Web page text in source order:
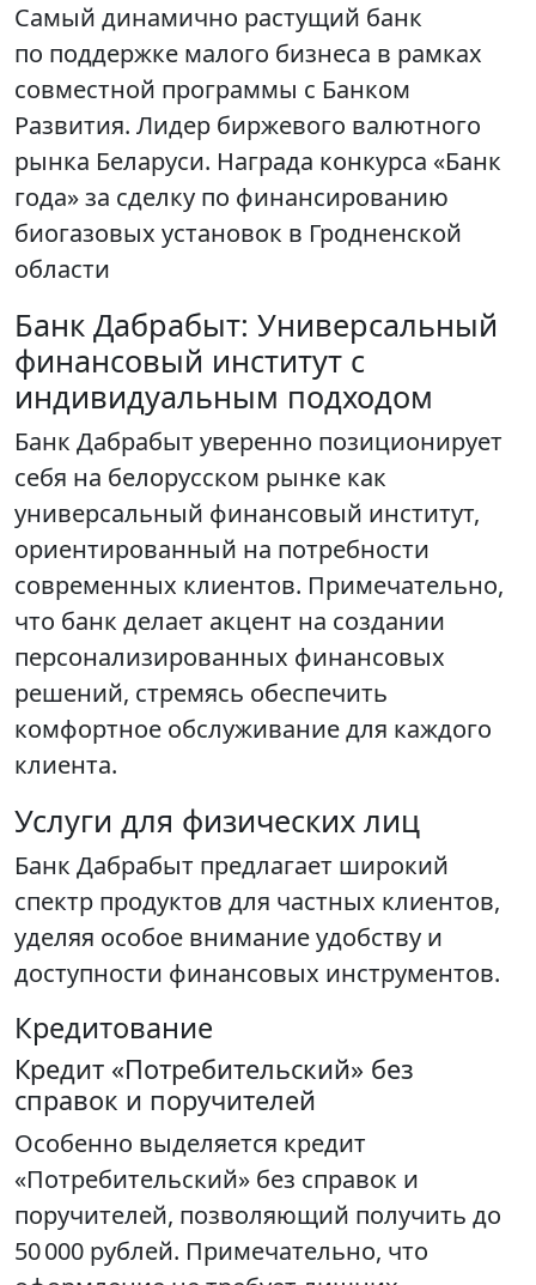
Самый динамично растущий банк
по поддержке малого бизнеса в рамках
совместной программы с Банком
Развития. Лидер биржевого валютного
рынка Беларуси. Награда конкурса «Банк
года» за сделку по финансированию
биогазовых установок в Гродненской
области
Банк Дабрабыт: Универсальный
финансовый институт с
индивидуальным подходом
Банк Дабрабыт уверенно позиционирует
себя на белорусском рынке как
универсальный финансовый институт,
ориентированный на потребности
современных клиентов. Примечательно,
что банк делает акцент на создании
персонализированных финансовых
решений, стремясь обеспечить
комфортное обслуживание для каждого
клиента.
Услуги для физических лиц
Банк Дабрабыт предлагает широкий
спектр продуктов для частных клиентов,
уделяя особое внимание удобству и
доступности финансовых инструментов.
Кредитование
Кредит «Потребительский» без
справок и поручителей
Особенно выделяется кредит
«Потребительский» без справок и
поручителей, позволяющий получить до
50 000 рублей. Примечательно, что